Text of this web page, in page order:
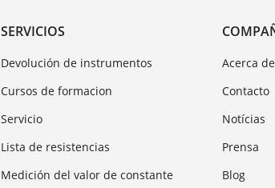
SERVICIOS
Devolución de instrumentos
Cursos de formacion
Servicio
Lista de resistencias
Medición del valor de constante
Acerca
Contacto
Notícias
Prensa
Blog